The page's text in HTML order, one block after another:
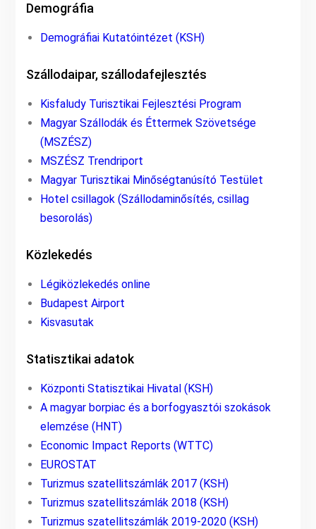
Demográfia
Demográfiai Kutatóintézet (KSH)
Szállodaipar, szállodafejlesztés
Kisfaludy Turisztikai Fejlesztési Program
Magyar Szállodák és Éttermek Szövetsége
(MSZÉSZ)
MSZÉSZ Trendriport
Magyar Turisztikai Minőségtanúsító Testület
Hotel csillagok (Szállodaminősítés, csillag
besorolás)
Közlekedés
Légiközlekedés online
Budapest Airport
Kisvasutak
Statisztikai adatok
Központi Statisztikai Hivatal (KSH)
A magyar borpiac és a borfogyasztói szokások
elemzése (HNT)
Economic Impact Reports (WTTC)
EUROSTAT
Turizmus szatellitszámlák 2017 (KSH)
Turizmus szatellitszámlák 2018 (KSH)
Turizmus szatellitszámlák 2019-2020 (KSH)